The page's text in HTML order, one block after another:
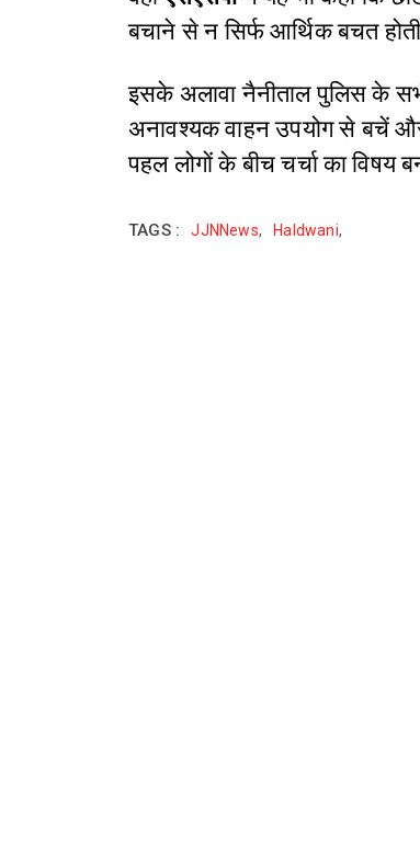
बचाने से न सिर्फ आर्थिक बचत
इसके अलावा नैनीताल पुलिस के सभी
अनावश्यक वाहन उपयोग से बचें
पहल लोगों के बीच चर्चा का
TAGS : JJNNews, Haldwani,